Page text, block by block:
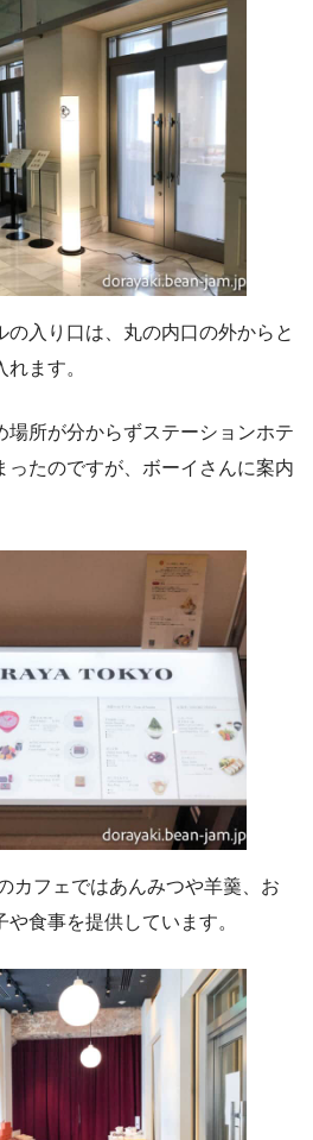
入り口は、丸の内口の外からと
ます。
場所が分からずステーションホテ
ったのですが、ボーイさんに案内
カフェではあんみつや羊羹、お
食事を提供しています。